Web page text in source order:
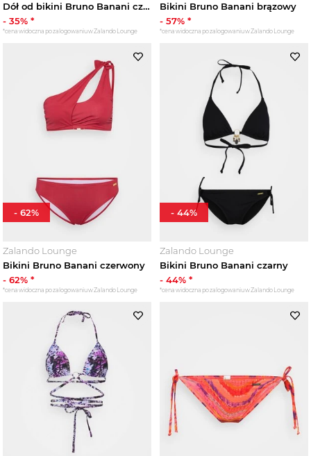
Dół od bikini Bruno Banani czarny
- 35% *
*cena widoczna po zalogowaniu w Zalando Lounge
Bikini Bruno Banani brązowy
- 57% *
*cena widoczna po zalogowaniu w Zalando Lounge
Zalando Lounge
Bikini Bruno Banani czerwony
- 62% *
*cena widoczna po zalogowaniu w Zalando Lounge
- 62%
Zalando Lounge
Bikini Bruno Banani czarny
- 44% *
*cena widoczna po zalogowaniu w Zalando Lounge
- 44%